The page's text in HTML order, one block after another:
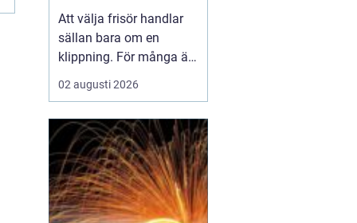
för stil, kvalitet och
känsla
Att välja frisör handlar
sällan bara om en
klippning. För många är
besöket en paus i
vardagen, ett sätt att
ibland ett viktigt
förberedande steg inför
ett stort ögonblick i livet.
I en mindre ort som
Hallstahammar blir valet
02 augusti 2026